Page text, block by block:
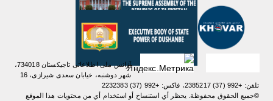
آژانس ملی اطلاعاتی تاجیکستان 734018،
شهر دوشنبه، خیابان سعدی شیرازی، 16
تلفن: +992 (37) 2385217، فاکس: +992 (37) 2232383
©جميع الحقوق محفوظة. يحظر أي استنساخ أو استخدام أي من محتويات هذا الموقع